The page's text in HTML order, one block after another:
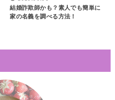
結婚詐欺師かも？素人でも簡単に
家の名義を調べる方法！